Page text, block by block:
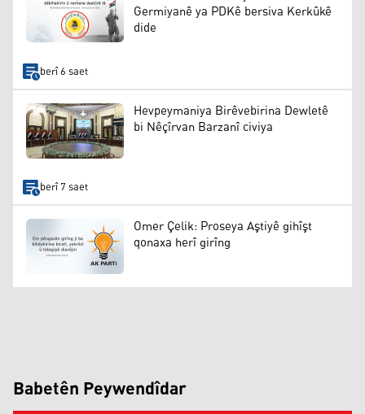
Germiyanê ya PDKê bersiva Kerkûkê
dide
berî 6 saet
Hevpeymaniya Birêvebirina Dewletê
bi Nêçîrvan Barzanî civiya
berî 7 saet
Omer Çelik: Proseya Aştiyê gihîşt
qonaxa herî girîng
Babetên Peywendîdar